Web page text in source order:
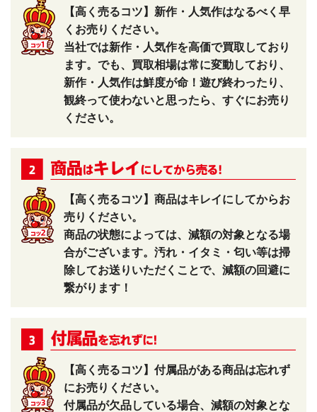
【高く売るコツ】新作・人気作はなるべく早
くお売りください。
当社では新作・人気作を高価で買取しており
ます。でも、買取相場は常に変動しており、
新作・人気作は鮮度が命！遊び終わったり、
観終って使わないと思ったら、すぐにお売り
ください。
【高く売るコツ】商品はキレイにしてからお
売りください。
商品の状態によっては、減額の対象となる場
合がございます。汚れ・イタミ・匂い等は掃
除してお送りいただくことで、減額の回避に
繋がります！
【高く売るコツ】付属品がある商品は忘れず
にお売りください。
付属品が欠品している場合、減額の対象とな